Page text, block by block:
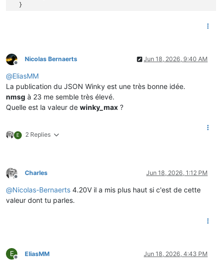
Offline
Nicolas Bernaerts Jun 18, 2026, 9:40 AM
@EliasMM
La publication du JSON Winky est une très bonne idée.
nmsg à 23 me semble très élevé.
Quelle est la valeur de winky_max ?
E 2 Replies
Offline
Charles Jun 18, 2026, 1:12 PM
@Nicolas-Bernaerts 4.20V il a mis plus haut si c'est de cette
valeur dont tu parles.
E
Offline
EliasMM Jun 18, 2026, 4:43 PM